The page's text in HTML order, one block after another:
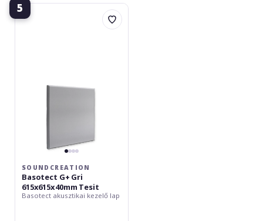
5
SoundCreation
Basotect
SOUNDCREATION
Basotect G+ Gri
615x615x40mm Tesit
Basotect akusztikai kezelő lap